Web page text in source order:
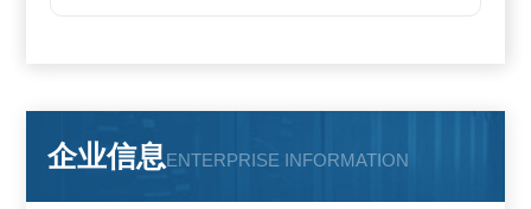
企业信息ENTERPRISE INFORMATION